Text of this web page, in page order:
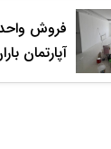
آپارتمان
قندی کد 201049